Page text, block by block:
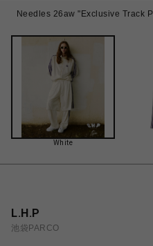
Needles 26aw "Exclusive Track
White
L.H.P
池袋PARCO